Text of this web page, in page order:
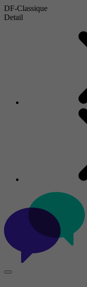
DF-Classique
Detail